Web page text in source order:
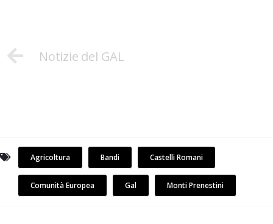
Notizie del GAL
Agricoltura Bandi Castelli Romani
Comunità Europea Gal Monti Prenestini